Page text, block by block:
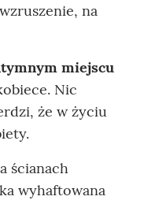
na
miejscu
Nic
że w życiu
ścianach
wyhaftowana